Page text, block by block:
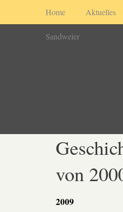
Home Aktuelles
Sandweier
von
2009